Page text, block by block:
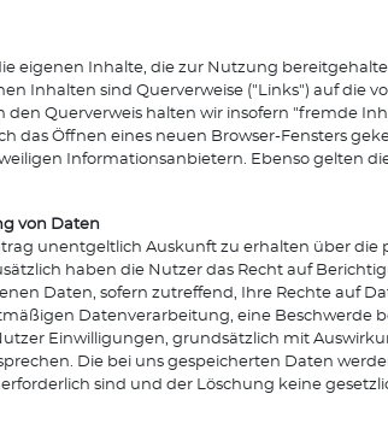
eigenen Inhalte, die zur Nutzung
Inhalten sind Querverweise ("Links") auf die
den Querverweis halten wir insofern "fremde
das Öffnen eines neuen Browser-Fensters
Informationsanbietern. Ebenso gelten
von Daten
unentgeltlich Auskunft zu erhalten über die
haben die Nutzer das Recht auf
Daten, sofern zutreffend, Ihre Rechte auf
Datenverarbeitung, eine Beschwerde
Einwilligungen, grundsätzlich mit
Die bei uns gespeicherten Daten
sind und der Löschung keine